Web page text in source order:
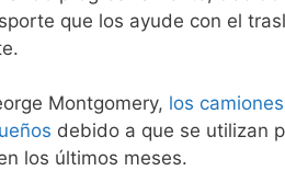
que los ayude con el
Montgomery, los camiones
debido a que se utilizan
los últimos meses.